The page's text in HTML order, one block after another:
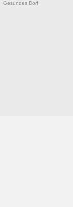
Gesundes Dorf